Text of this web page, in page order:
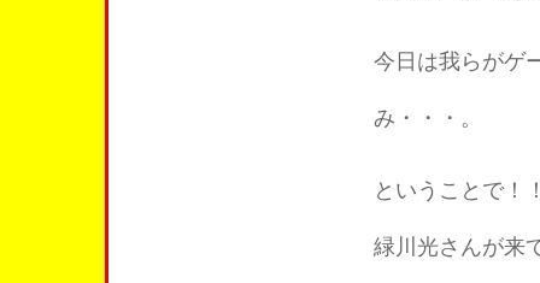
今日は我らがゲ
み・・・。
ということで！
緑川光さんが来